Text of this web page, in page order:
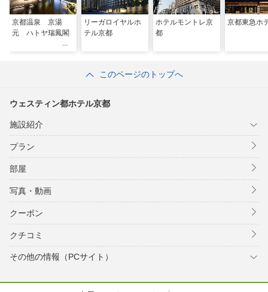
京都温泉 京湯
元 ハトヤ瑞鳳閣
リーガロイヤルホ
テル京都
ホテルモントレ京
都
京都東急ホ
このページのトップへ
ウェスティン都ホテル京都
施設紹介
プラン
部屋
写真・動画
クーポン
クチコミ
その他の情報（PCサイト）